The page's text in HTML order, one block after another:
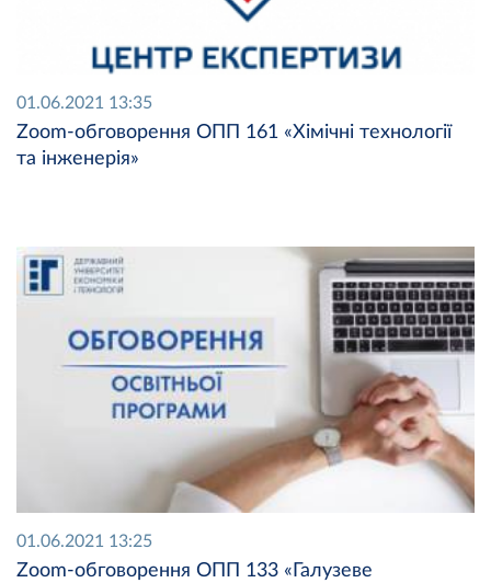
01.06.2021 13:35
Zoom-oбговорення ОПП 161 «Хімічні технології
та інженерія»
01.06.2021 13:25
Zoom-oбговорення ОПП 133 «Галузеве